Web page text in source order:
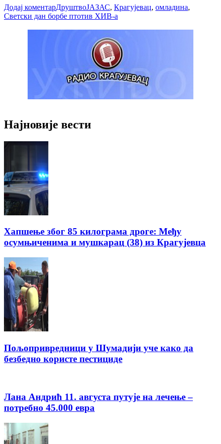
Додај коментарДруштвоЈАЗАС, Крагујевац, омладина,
Светски дан борбе птотив ХИВ-а
Најновије вести
Хапшење због 85 килограма дроге: Међу
осумњиченима и мушкарац (38) из Крагујевца
Пољопривредници у Шумадији уче како да
безбедно користе пестициде
Лана Андрић 11. августа путује на лечење –
потребно 45.000 евра